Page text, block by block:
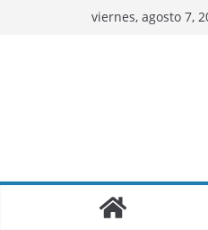
viernes, agosto 7,